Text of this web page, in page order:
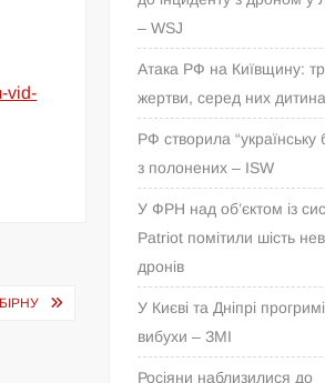
vid-
– WSJ
Атака РФ на Київщину:
жертви, серед них дитина
РФ створила “українську
з полонених – ISW
У ФРН над об’єктом із
Patriot помітили шість
дронів
У Києві та Дніпрі
вибухи – ЗМІ
Росіяни наблизилися до